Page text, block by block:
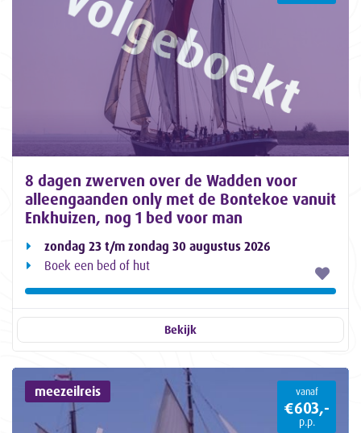
8 dagen zwerven over de Wadden voor
alleengaanden only met de Bontekoe vanuit
Enkhuizen, nog 1 bed voor man
zondag 23 t/m zondag 30 augustus 2026
Boek een bed of hut
Bekijk
meezeilreis vanaf
€603,-
p.p.